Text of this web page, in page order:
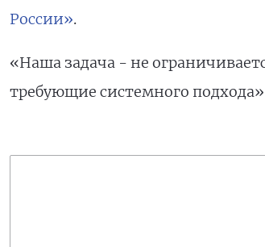
России».
«Наша задача - не
требующие системного